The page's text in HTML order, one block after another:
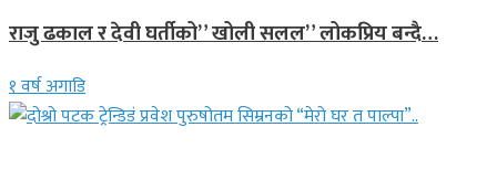
राजु ढकाल र देवी घर्तीको” खोली सलल” लोकप्रिय बन्दै…
१ वर्ष अगाडि